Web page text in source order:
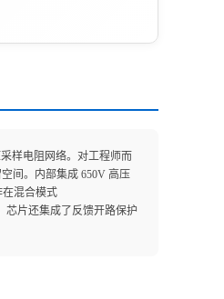
样电阻网络。对工程师而
间。内部集成 650V 高压
在混合模式
芯片还集成了反馈开路保护